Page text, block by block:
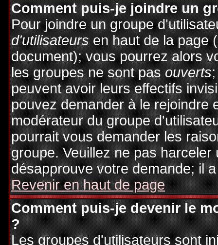
Comment puis-je joindre un
Pour joindre un groupe
d'utilisateursen haut de la page
document); vous pourrez alors
les groupes ne sont pasouverts
peuvent avoir leurs effectifs
pouvez demander à le rejoindre
modérateur du groupe
pourrait vous demander les
groupe. Veuillez ne pas
désapprouve votre demande; il
Revenir en haut de page
Comment puis-je devenir le
?
Les groupes d'utilisateurs sont